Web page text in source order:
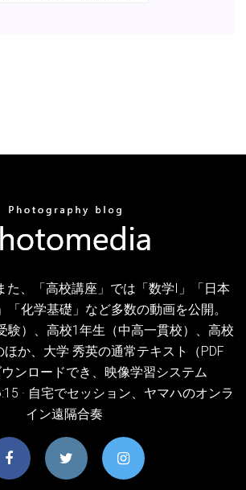
た、「高校講座」では「数学I」「日本
「化学基礎」など多数の動画を公開。
験）、高校1年生（中高一貫校）、高校
か、大学 秀英の通常テキスト（PDF
ンロードでき、映像学習システム
· 自宅でセッション、ヤマハのオンラ
イン遠隔合奏